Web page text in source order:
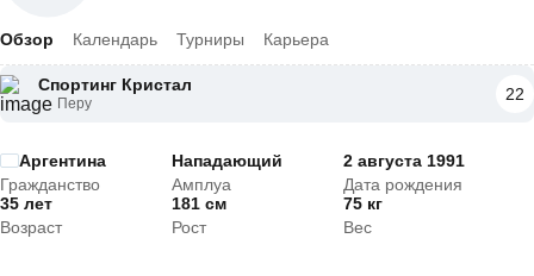
Обзор Календарь Турниры Карьера
Спортинг Кристал
Перу 22
Аргентина
Гражданство
Нападающий
Амплуа
2 августа 1991
Дата рождения
35 лет
Возраст
181 см
Рост
75 кг
Вес